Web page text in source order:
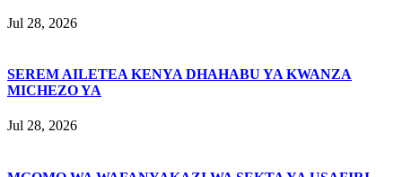
Jul 28, 2026
SEREM AILETEA KENYA DHAHABU YA KWANZA
MICHEZO YA
Jul 28, 2026